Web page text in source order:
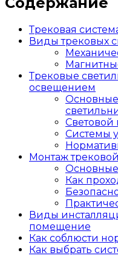
Трековая
Виды трековых
Трековые
освещением
Световой
Системы
Монтаж
Как
Виды
помещение
Как соблюсти
Как выбрать